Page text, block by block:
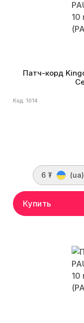
Патч-корд
Код: 1014
6 ₮ (ua)
Купить